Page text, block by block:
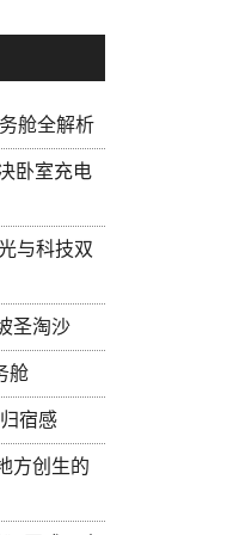
舱全解析
卧室充电
与科技双
圣淘沙
舱
宿感
方创生的